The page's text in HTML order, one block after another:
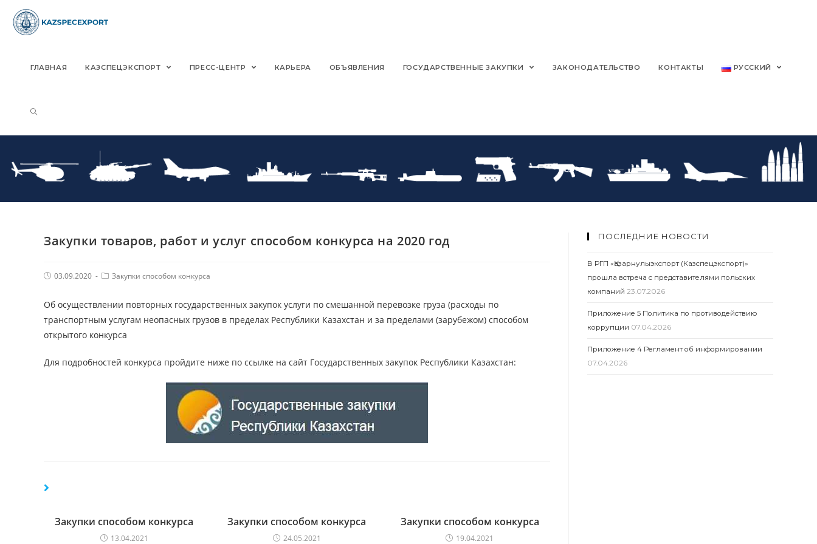
content
ГЛАВНАЯ КАЗСПЕЦЭКСПОРТ ПРЕСС-ЦЕНТР КАРЬЕРА ОБЪЯВЛЕНИЯ ГОСУДАРСТВЕННЫЕ ЗАКУПКИ ЗАКОНОДАТЕЛЬСТВО КОНТАКТЫ РУССКИЙ
Закупки товаров, работ и услуг способом конкурса на 2020 год
Post03.09.2020
PostЗакупки способом конкурса
Об осуществлении повторных государственных закупок услуги по смешанной перевозке груза (расходы по
транспортным услугам неопасных грузов в пределах Республики Казахстан и за пределами (зарубежом) способом
открытого конкурса
Для подробностей конкурса пройдите ниже по ссылке на сайт Государственных закупок Республики Казахстан:
Закупки способом конкурса
13.04.2021
Закупки способом конкурса
24.05.2021
Закупки способом конкурса
19.04.2021
ПОСЛЕДНИЕ НОВОСТИ
В РГП «Қазарнулыэкспорт (Казспецэкспорт)»
прошла встреча с представителями польских
компаний 23.07.2026
Приложение 5 Политика по противодействию
коррупции 07.04.2026
Приложение 4 Регламент об информировании
07.04.2026